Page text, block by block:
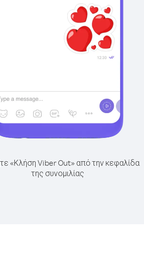
«Κλήση Viber Out» από την κεφαλίδα
της συνομιλίας